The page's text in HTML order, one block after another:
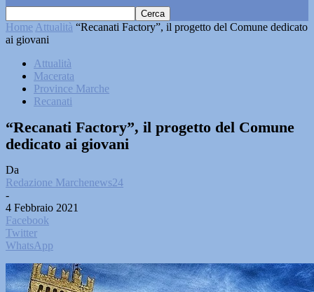
Home Attualità “Recanati Factory”, il progetto del Comune dedicato
ai giovani
Attualità
Macerata
Province Marche
Recanati
“Recanati Factory”, il progetto del Comune
dedicato ai giovani
Da
Redazione Marchenews24
-
4 Febbraio 2021
Facebook
Twitter
WhatsApp